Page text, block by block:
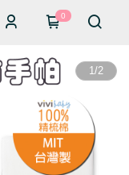
0
1/2